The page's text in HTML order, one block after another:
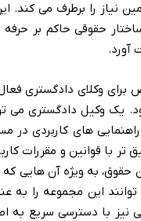
نیاز را برطرف می کند.
حقوقی حاکم بر
آورد.
وکلای دادگستری
وکیل دادگستری می
های کاربردی در
تر با قوانین و مقررات
حقوق، به ویژه آن
این مجموعه را به
نیز با دسترسی سریع به